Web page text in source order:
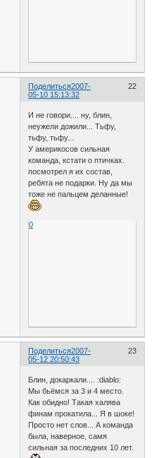
Поделиться 22
2007-
05-10 15:13:32
И не говори.... ну, блин,
неужели дожили... Тьфу,
тьфу, тьфу...
У америкосов сильная
команда, кстати о птичках.
посмотрел я их состав,
ребята не подарки. Ну да мы
тоже не пальцем деланные!
0
Поделиться 23
2007-
05-12 20:50:43
Блин, докаркали.... :diablo:
Мы бьёмся за 3 и 4 место.
Как обидно! Такая халява
финам прокатила... Я в шоке!
Просто нет слов... А команда
была, наверное, самя
сильная за последних 10 лет.